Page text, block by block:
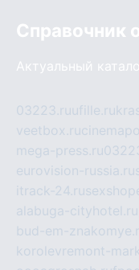
Справочник
Актуальный
03223.ruufille.ru
veetbox.ru
mega-press.ru
eurovision-russia.ru
itrack-24.ru
alabuga-cityhotel.ru
bud-em-
korolevremont-